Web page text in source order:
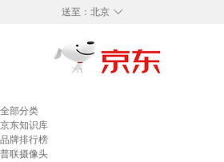
◇
送至： 北京
全部分类
京东知识库
品牌排行榜
普联摄像头